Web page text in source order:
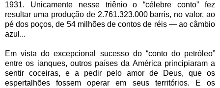
1931. Unicamente nesse triênio o “célebre conto” fez
resultar uma produção de 2.761.323.000 barris, no valor, ao
pé dos poços, de 54 milhões de contos de réis — ao câmbio
azul...
Em vista do excepcional sucesso do “conto do petróleo”
entre os ianques, outros países da América principiaram a
sentir coceiras, e a pedir pelo amor de Deus, que os
espertalhões fossem operar em seus territórios. E os